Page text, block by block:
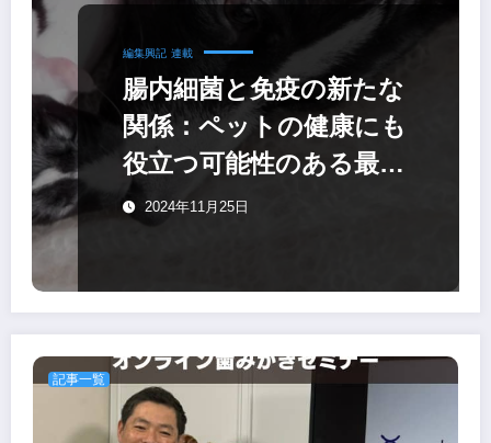
編集興記 連載
腸内細菌と免疫の新たな
関係：ペットの健康にも
役立つ可能性のある最新
研究
2024年11月25日
記事一覧